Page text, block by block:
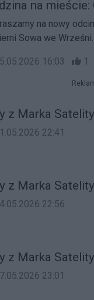
na
na nowy odcinek
Sowa we Wrześni.
16:03 1
z Marka
22:41
z Marka
22:56
z Marka
23:01